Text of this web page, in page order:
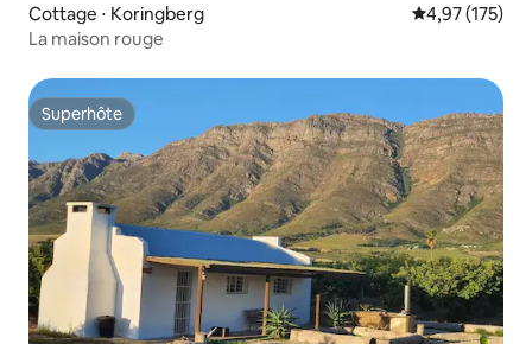
Cottage ⋅ Koringberg Évaluation
4,97 (175)
La maison rouge
Superhôte
Superhôte